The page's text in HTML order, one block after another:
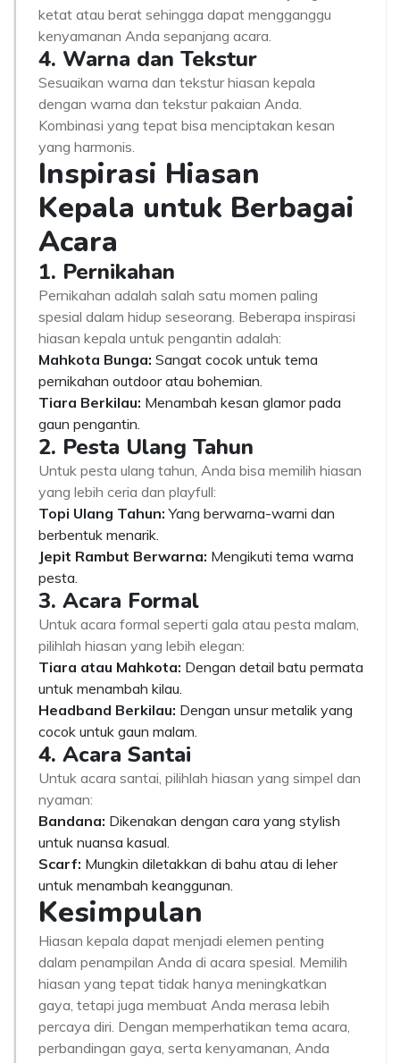
ketat atau berat sehingga dapat mengganggu
kenyamanan Anda sepanjang acara.
4. Warna dan Tekstur
Sesuaikan warna dan tekstur hiasan kepala
dengan warna dan tekstur pakaian Anda.
Kombinasi yang tepat bisa menciptakan kesan
yang harmonis.
Inspirasi Hiasan
Kepala untuk Berbagai
Acara
1. Pernikahan
Pernikahan adalah salah satu momen paling
spesial dalam hidup seseorang. Beberapa inspirasi
hiasan kepala untuk pengantin adalah:
Mahkota Bunga: Sangat cocok untuk tema
pernikahan outdoor atau bohemian.
Tiara Berkilau: Menambah kesan glamor pada
gaun pengantin.
2. Pesta Ulang Tahun
Untuk pesta ulang tahun, Anda bisa memilih hiasan
yang lebih ceria dan playfull:
Topi Ulang Tahun: Yang berwarna-warni dan
berbentuk menarik.
Jepit Rambut Berwarna: Mengikuti tema warna
pesta.
3. Acara Formal
Untuk acara formal seperti gala atau pesta malam,
pilihlah hiasan yang lebih elegan:
Tiara atau Mahkota: Dengan detail batu permata
untuk menambah kilau.
Headband Berkilau: Dengan unsur metalik yang
cocok untuk gaun malam.
4. Acara Santai
Untuk acara santai, pilihlah hiasan yang simpel dan
nyaman:
Bandana: Dikenakan dengan cara yang stylish
untuk nuansa kasual.
Scarf: Mungkin diletakkan di bahu atau di leher
untuk menambah keanggunan.
Kesimpulan
Hiasan kepala dapat menjadi elemen penting
dalam penampilan Anda di acara spesial. Memilih
hiasan yang tepat tidak hanya meningkatkan
gaya, tetapi juga membuat Anda merasa lebih
percaya diri. Dengan memperhatikan tema acara,
perbandingan gaya, serta kenyamanan, Anda